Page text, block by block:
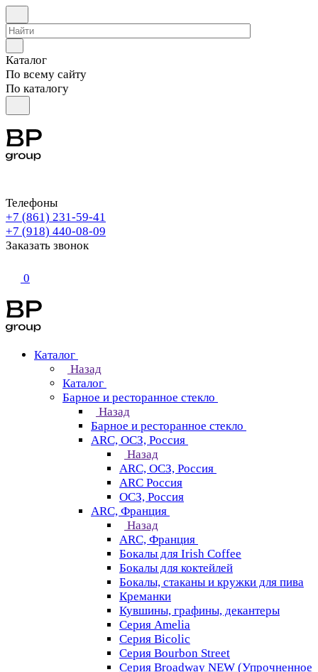
Каталог
По всему сайту
По каталогу
Телефоны
+7 (861) 231-59-41
+7 (918) 440-08-09
Заказать звонок
0
Каталог
Назад
Каталог
Барное и ресторанное стекло
Назад
Барное и ресторанное стекло
ARC, ОСЗ, Россия
Назад
ARC, ОСЗ, Россия
ARC Россия
ОСЗ, Россия
ARC, Франция
Назад
ARC, Франция
Бокалы для Irish Coffee
Бокалы для коктейлей
Бокалы, стаканы и кружки для пива
Креманки
Кувшины, графины, декантеры
Серия Amelia
Серия Bicolic
Серия Bourbon Street
Серия Broadway NEW (Упрочненное